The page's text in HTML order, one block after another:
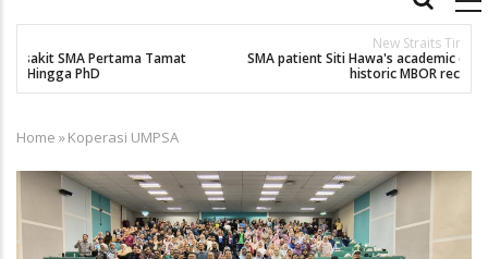
SMA patient Siti Hawa's academic excellence to PhD earns
Breadcrumb
Home »Koperasi UMPSA